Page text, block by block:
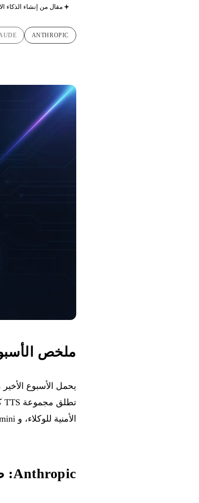
مقال من إنشاء الذكاء
ANTHROPIC
ملخص
الأمنية للوكلاء، و Gemini تحسن قدراتها في تحرير الصور.
Anthropic: ضعف الاستخدام للعطلات